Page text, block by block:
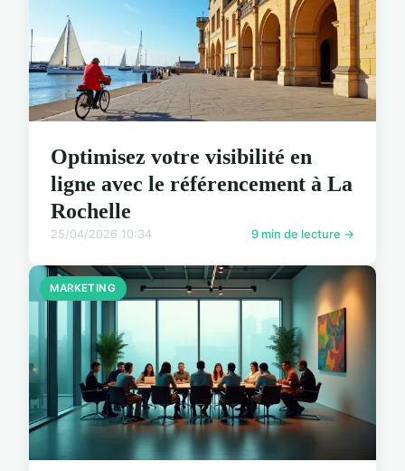
Optimisez votre visibilité en
ligne avec le référencement à La
Rochelle
25/04/2026 10:34 9 min de lecture →
MARKETING